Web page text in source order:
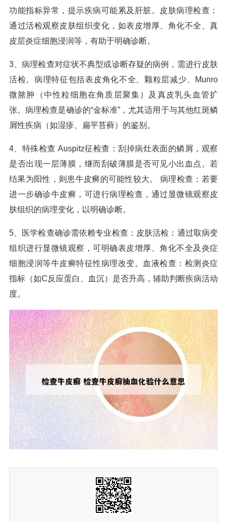
功能指标异常，提示疾病可能累及肝脏。皮肤病理检查：
通过活检观察皮肤组织变化，如表皮增厚、角化不全、真
皮层炎症细胞浸润等，有助于明确诊断。
3、病理检查对症状不典型或诊断存疑的病例，需进行皮肤
活检。病理特征包括表皮角化不全、颗粒层减少、Munro
微脓肿（中性粒细胞在角质层聚集）及真皮乳头血管扩
张。病理检查是确诊的“金标准”，尤其适用于与其他红斑鳞
屑性疾病（如湿疹、扁平苔藓）的鉴别。
4、特殊检查 Auspitz征检查：刮掉病灶表面的鳞屑，观察
是否出现一层薄膜，继而刮破薄膜是否可见小出血点。若
结果为阳性，则患牛皮癣的可能性较大。 病理检查：若要
进一步确诊牛皮癣，可进行病理检查，通过显微镜观察皮
肤组织的病理变化，以明确诊断。
5、医学检查确诊需依赖专业检查：皮肤活检：通过取病变
组织进行显微镜观察，可明确表皮增厚、角化不全及炎症
细胞浸润等牛皮癣特征性病理改变。血液检查：检测炎症
指标（如C反应蛋白、血沉）是否升高，辅助判断疾病活动
度。